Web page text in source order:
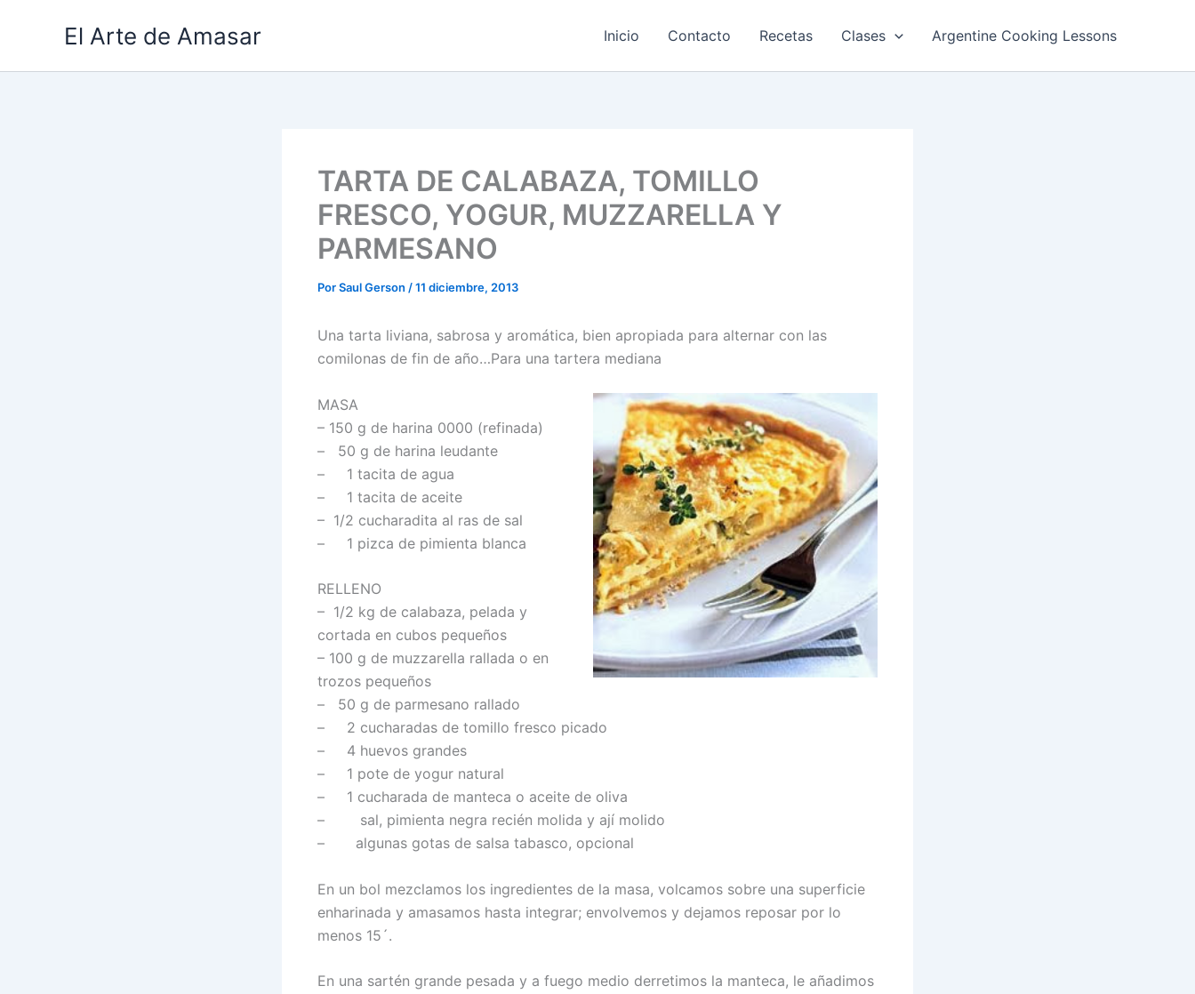
El Arte de Amasar Inicio Contacto Recetas Clases Argentine Cooking Lessons
TARTA DE CALABAZA, TOMILLO
FRESCO, YOGUR, MUZZARELLA Y
PARMESANO
PorSaul Gerson /11 diciembre, 2013
Una tarta liviana, sabrosa y aromática, bien apropiada para alternar con las
comilonas de fin de año…Para una tartera mediana
MASA
– 150 g de harina 0000 (refinada)
– 50 g de harina leudante
– 1 tacita de agua
– 1 tacita de aceite
– 1/2 cucharadita al ras de sal
– 1 pizca de pimienta blanca
RELLENO
– 1/2 kg de calabaza, pelada y
cortada en cubos pequeños
– 100 g de muzzarella rallada o en
trozos pequeños
– 50 g de parmesano rallado
– 2 cucharadas de tomillo fresco picado
– 4 huevos grandes
– 1 pote de yogur natural
– 1 cucharada de manteca o aceite de oliva
– sal, pimienta negra recién molida y ají molido
– algunas gotas de salsa tabasco, opcional
En un bol mezclamos los ingredientes de la masa, volcamos sobre una superficie
enharinada y amasamos hasta integrar; envolvemos y dejamos reposar por lo
menos 15´.
En una sartén grande pesada y a fuego medio derretimos la manteca, le añadimos